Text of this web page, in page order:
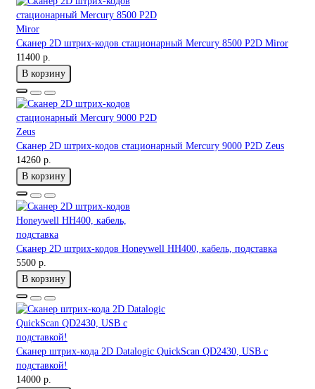
Сканер 2D штрих-кодов стационарный Mercury 8500 P2D Miror
11400 р.
В корзину
Сканер 2D штрих-кодов стационарный Mercury 9000 P2D Zeus
14260 р.
В корзину
Сканер 2D штрих-кодов Honeywell HH400, кабель, подставка
5500 р.
В корзину
Сканер штрих-кода 2D Datalogic QuickScan QD2430, USB с
подставкой!
14000 р.